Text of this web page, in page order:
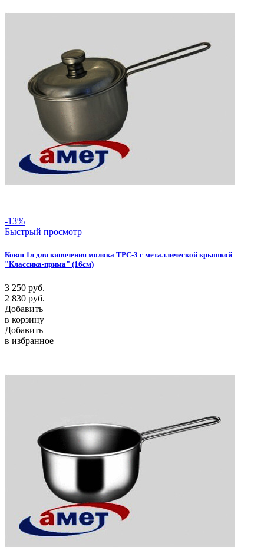
-13%
Быстрый просмотр
Ковш 1л для кипячения молока ТРС-3 с металлической крышкой
"Классика-прима" (16см)
3 250 руб.
2 830 руб.
Добавить
в корзину
Добавить
в избранное